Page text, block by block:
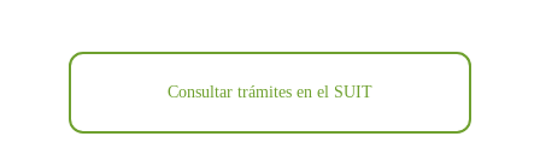
Consultar trámites en el SUIT